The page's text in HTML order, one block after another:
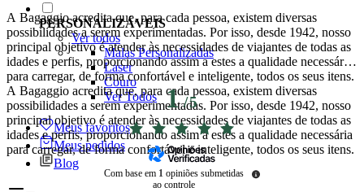
PERSONALIZÁVEIS
Ver todos
Malas Personalizadas
Laser
Couro
Ver Todos
Meus favoritos
Meus pedidos
Blog
A Bagaggio acredita que, para cada pessoa, existem diversas
possibilidades a serem experimentadas. Por isso, desde 1942, nosso
principal objetivo é atender às necessidades de viajantes de todas as
idades e perfis, proporcionando assim a estes a qualidade necessária
para carregar, de forma confortável e inteligente, todos os seus itens.
A Bagaggio acredita que, para cada pessoa, existem diversas
possibilidades a serem experimentadas. Por isso, desde 1942, nosso
principal objetivo é atender às necessidades de viajantes de todas as
idades e perfis, proporcionando assim a estes a qualidade necessária
para carregar, de forma confortável e inteligente, todos os seus itens.
1/5
Com base em 1 opiniões submetidas
ao controle